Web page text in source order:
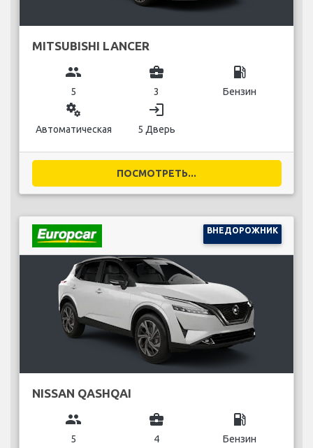
MITSUBISHI LANCER
group
5
business_center
3
local_gas_station
Бензин
miscellaneous_services
Автоматическая
login
5 Дверь
ПОСМОТРЕТЬ...
ВНЕДОРОЖНИК
NISSAN QASHQAI
group
5
business_center
4
local_gas_station
Бензин